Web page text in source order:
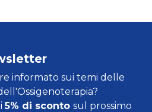
informato sui temi delle
5% di sconto sul prossimo